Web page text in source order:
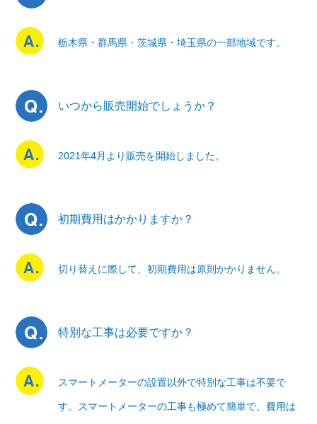
栃木県・群馬県・茨城県・埼玉県の一部地域です。
いつから販売開始でしょうか？
2021年4月より販売を開始しました。
初期費用はかかりますか？
切り替えに際して、初期費用は原則かかりません。
特別な工事は必要ですか？
スマートメーターの設置以外で特別な工事は不要で
す。スマートメーターの工事も極めて簡単で、費用は